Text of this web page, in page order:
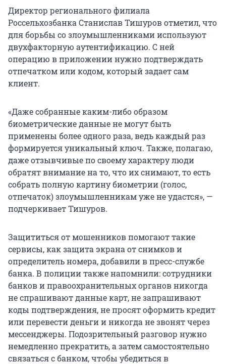
Директор регионального филиала
Россельхозбанка Станислав Тишуров отметил, что
для борьбы со злоумышленниками используют
двухфакторную аутентификацию. С ней
операцию в приложении нужно подтверждать
отпечатком или кодом, который задает сам
клиент.
«Даже собранные каким-либо образом
биометрические данные не могут быть
применены более одного раза, ведь каждый раз
формируется уникальный ключ. Также, полагаю,
даже отзывчивые по своему характеру люди
обратят внимание на то, что их снимают, то есть
собрать полную картину биометрии (голос,
отпечаток) злоумышленникам уже не удастся», —
подчеркивает Тишуров.
Защититься от мошенников помогают такие
сервисы, как защита экрана от снимков и
определитель номера, добавили в пресс-службе
банка. В полиции также напомнили: сотрудники
банков и правоохранительных органов никогда
не спрашивают данные карт, не запрашивают
коды подтверждения, не просят оформить кредит
или перевести деньги и никогда не звонят через
мессенджеры. Подозрительный разговор нужно
немедленно прекратить, а затем самостоятельно
связаться с банком, чтобы убедиться в